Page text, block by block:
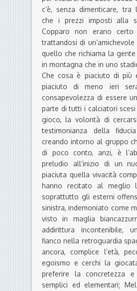
c’è, senza dimenticare,
che i prezzi imposti alla
Copparo non erano
trattandosi di
quello che richiama la
in montagna che in uno
Che cosa è piaciuto di più
piaciuto di meno ieri
consapevolezza di essere
parte di tutti i calciatori
gioco, la volontà di
testimonianza della
creando intorno al gruppo
di poco conto, anzi, è
preludio all’inizio di un
piaciuta quella vivacità
hanno recitato al meglio
soprattutto gli esterni
sinistra, indemoniato come
visto in maglia
addirittura incontenibile,
fianco nella retroguardia
ancora, complice l’età,
egoismo e cerchi la
preferire la concretezza
semplici ed elementari;